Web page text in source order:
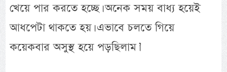
খেয়ে পার করতে হচ্ছে। অনেক সময় বাধ্য হয়েই
আধপেটা থাকতে হয়। এভাবে চলতে গিয়ে
কয়েকবার অসুস্থ হয়ে পড়ছিলাম।’